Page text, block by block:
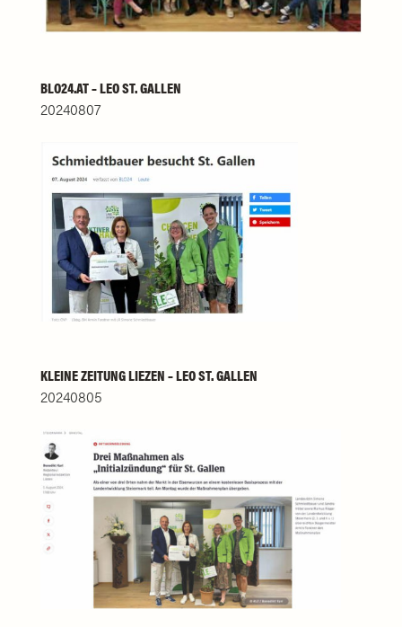
BLO24.AT – LEO ST. GALLEN
20240807
KLEINE ZEITUNG LIEZEN – LEO ST. GALLEN
20240805